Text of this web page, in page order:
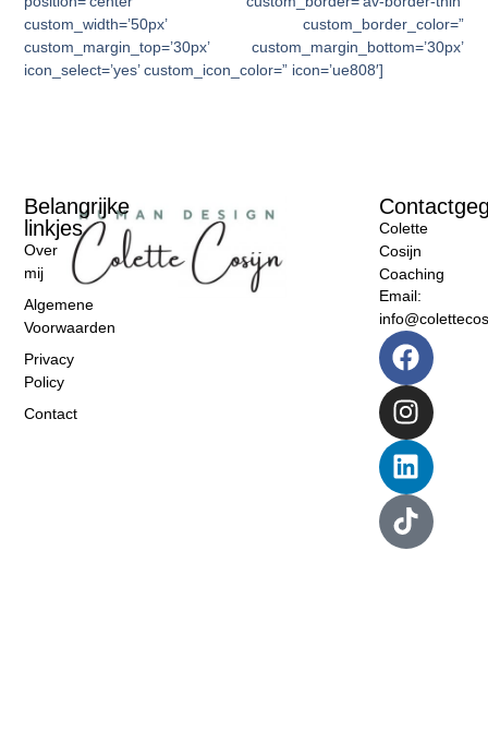
custom_width=’50px’ custom_border_color=”
custom_margin_top=’30px’ custom_margin_bottom=’30px’
icon_select=’yes’ custom_icon_color=” icon=’ue808′]
Colette
Cosijn
Coaching
Email:
Belangrijke
linkjes
Over
mij
Algemene
Voorwaarden
Privacy
Policy
Contact